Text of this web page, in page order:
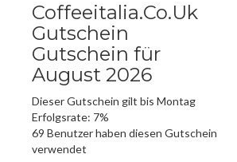
Coffeeitalia.Co.Uk
Gutschein
Gutschein für
August 2026
Dieser Gutschein gilt bis Montag
Erfolgsrate: 7%
69 Benutzer haben diesen Gutschein
verwendet